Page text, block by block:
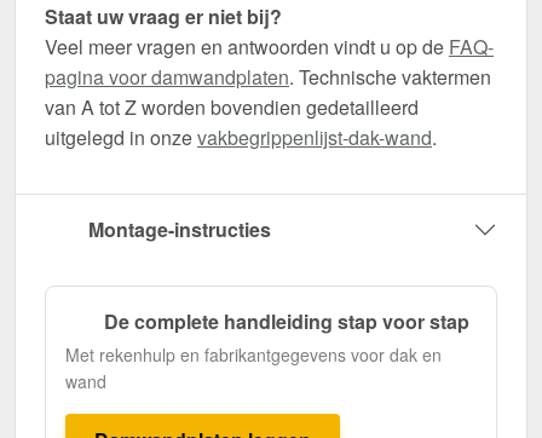
Staat uw vraag er niet bij?
Veel meer vragen en antwoorden vindt u op de FAQ-
pagina voor damwandplaten. Technische vaktermen
van A tot Z worden bovendien gedetailleerd
uitgelegd in onzevakbegrippenlijst-dak-wand.
Montage-instructies
De complete handleiding stap voor stap
Met rekenhulp en fabrikantgegevens voor dak en
wand